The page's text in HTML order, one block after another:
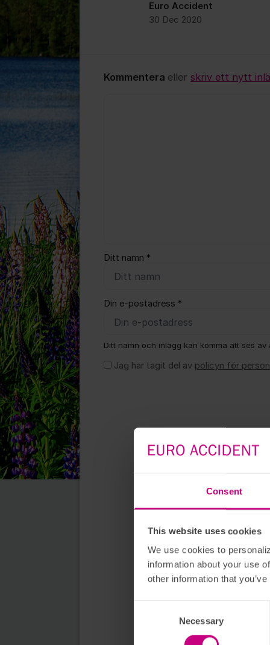
Consent
This website uses cookies
We use cookies to
information about your use
other information that
Necessary
Euro Accident
30 Dec 2020
Kommentera eller skriv ett nytt
Ditt namn *
Din e-postadress *
Ditt namn och inlägg kan komma att ses
Jag har tagit del av policyn för